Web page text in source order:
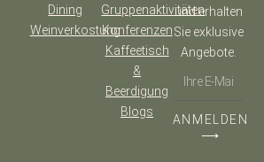
Dining
Weinverkostung
Gruppenaktivitäten
Konferenzen
Kaffeetisch
&
Beerdigung
Blogs
und erhalten
Sie exklusive
Angebote.
ANMELDEN
⟶